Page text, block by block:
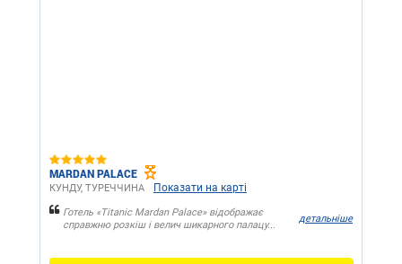
MARDAN PALACE
КУНДУ, ТУРЕЧЧИНА Показати на карті
Готель «Titanic Mardan Palace» відображає
справжню розкіш і велич шикарного палацу...
детальніше